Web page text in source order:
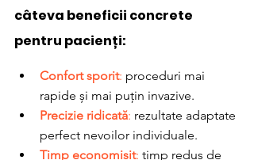
câteva beneficii concrete
pentru pacienți:
Confort sporit: proceduri mai
rapide și mai puțin invazive.
Precizie ridicată: rezultate adaptate
perfect nevoilor individuale.
Timp economisit: timp redus de